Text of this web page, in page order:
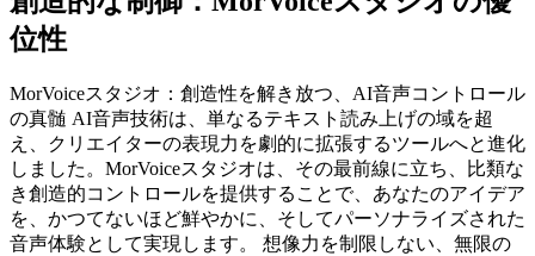
位性
MorVoiceスタジオ：創造性を解き放つ、AI音声コントロール
の真髄 AI音声技術は、単なるテキスト読み上げの域を超
え、クリエイターの表現力を劇的に拡張するツールへと進化
しました。MorVoiceスタジオは、その最前線に立ち、比類な
き創造的コントロールを提供することで、あなたのアイデア
を、かつてないほど鮮やかに、そしてパーソナライズされた
音声体験として実現します。 想像力を制限しない、無限の